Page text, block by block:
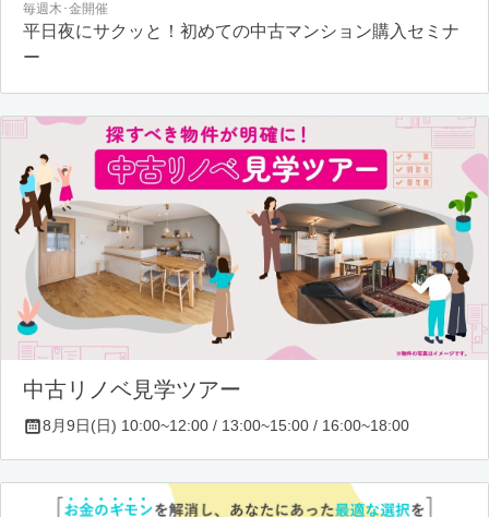
毎週木･金開催
平日夜にサクッと！初めての中古マンション購入セミナ
ー
中古リノベ見学ツアー
8月9日(日) 10:00~12:00 / 13:00~15:00 / 16:00~18:00